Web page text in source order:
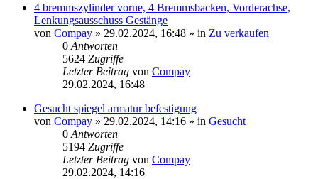
4 bremmszylinder vorne, 4 Bremmsbacken, Vorderachse,
Lenkungsausschuss Gestänge
von Compay » 29.02.2024, 16:48 » in Zu verkaufen
0 Antworten
5624 Zugriffe
Letzter Beitrag von Compay
29.02.2024, 16:48
Gesucht spiegel armatur befestigung
von Compay » 29.02.2024, 14:16 » in Gesucht
0 Antworten
5194 Zugriffe
Letzter Beitrag von Compay
29.02.2024, 14:16